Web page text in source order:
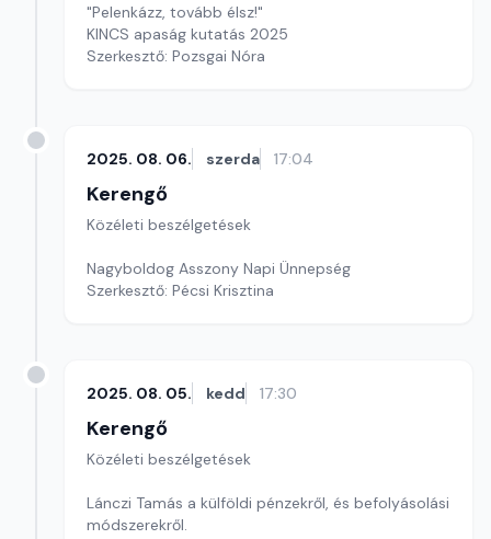
"Pelenkázz, tovább élsz!"
KINCS apaság kutatás 2025
Szerkesztő: Pozsgai Nóra
2025. 08. 06. szerda 17:04
Kerengő
Közéleti beszélgetések
Nagyboldog Asszony Napi Ünnepség
Szerkesztő: Pécsi Krisztina
2025. 08. 05. kedd 17:30
Kerengő
Közéleti beszélgetések
Lánczi Tamás a külföldi pénzekről, és befolyásolási
módszerekről.